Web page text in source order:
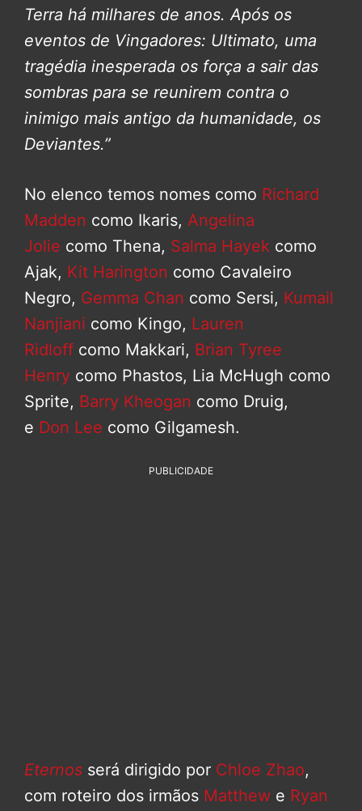
Terra há milhares de anos. Após os
eventos de Vingadores: Ultimato, uma
tragédia inesperada os força a sair das
sombras para se reunirem contra o
inimigo mais antigo da humanidade, os
Deviantes.”
No elenco temos nomes como Richard
Madden como Ikaris, Angelina
Jolie como Thena, Salma Hayek como
Ajak, Kit Harington como Cavaleiro
Negro, Gemma Chan como Sersi, Kumail
Nanjiani como Kingo, Lauren
Ridloff como Makkari, Brian Tyree
Henry como Phastos, Lia McHugh como
Sprite, Barry Kheogan como Druig,
e Don Lee como Gilgamesh.
PUBLICIDADE
Eternos será dirigido por Chloe Zhao,
com roteiro dos irmãos Matthew e Ryan